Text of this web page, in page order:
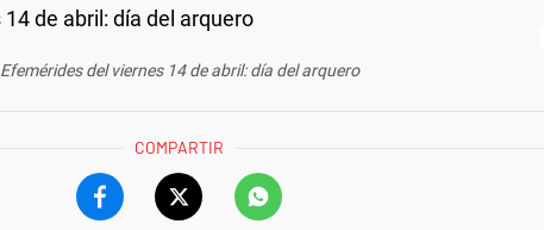
Efemérides del viernes 14 de abril: día del arquero
COMPARTIR